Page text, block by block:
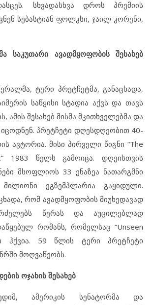
სხვადასხვა დროს პრემიის
სებასტიან ფოლკსი, ჯაილ კორენი,
საკუთარი ავადმყოფობის შესახებ
ტერი პრეტჩეტმა, განაცხადა,
საწყისი სტადია აქვს და თავს
შესახებ მისმა მკითხველებმა და
პრეტჩეტი დღესდღეობით 40-
ავტორია. მისი პირველი წიგნი “The
1983 წელს გამოიცა. დღეისთვის
მსოფლიოს 33 ენაზეა ნათარგმნი
ეგზემპლარია გაყიდული.
რომ ავადმყოფობის მიუხედავად
წერას და აუცილებლად
რომანს, რომელსაც “Unseen
ჰქვია. 59 წლის ტერი პრეტჩეტი
მოღვაწეობს.
ოჯახის შესახებ
ამერიკის სენატორმა და